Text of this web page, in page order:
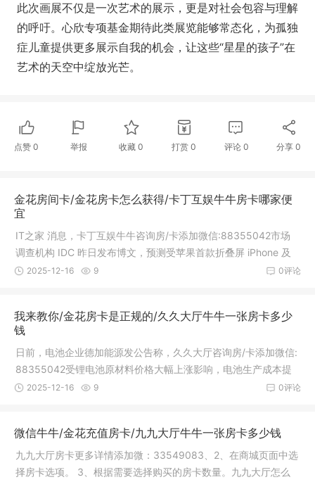
此次画展不仅是一次艺术的展示，更是对社会包容与理解
的呼吁。心欣专项基金期待此类展览能够常态化，为孤独
症儿童提供更多展示自我的机会，让这些“星星的孩子”在
艺术的天空中绽放光芒。
点赞 0 举报 收藏0 打赏 0 评论 0 分享0
金花房间卡/金花房卡怎么获得/卡丁互娱牛牛房卡哪家便
宜
IT之家 消息，卡丁互娱牛牛咨询房/卡添加微信:88355042市场
调查机构 IDC 昨日发布博文，预测受苹果首款折叠屏 iPhone 及
三星三折
0评论
2025-12-16 9
我来教你/金花房卡是正规的/久久大厅牛牛一张房卡多少
钱
日前，电池企业德加能源发公告称，久久大厅咨询房/卡添加微信:
88355042受锂电池原材料价格大幅上涨影响，电池生产成本提
高，该公
0评论
2025-12-16 9
微信牛牛/金花充值房卡/九九大厅牛牛一张房卡多少钱
九九大厅房卡更多详情添加微：33549083、2、在商城页面中选
择房卡选项。 3、根据需要选择购买的房卡数量。九九大厅怎么